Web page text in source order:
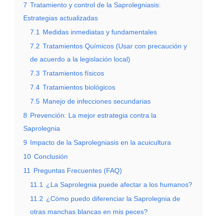
7 Tratamiento y control de la Saprolegniasis:
Estrategias actualizadas
7.1
Medidas inmediatas y fundamentales
7.2 Tratamientos Químicos (Usar con precaución y
de acuerdo a la legislación local)
7.3 Tratamientos físicos
7.4 Tratamientos biológicos
7.5 Manejo de infecciones secundarias
8 Prevención: La mejor estrategia contra la
Saprolegnia
9 Impacto de la Saprolegniasis en la acuicultura
10 Conclusión
11
Preguntas Frecuentes (FAQ)
11.1
¿La Saprolegnia puede afectar a los humanos?
11.2 ¿Cómo puedo diferenciar la Saprolegnia de
otras manchas blancas en mis peces?